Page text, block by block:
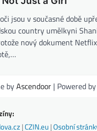
jsou v současné době
country umělkyni
nový dokument
byAscendoor | Powered by
|CZIN.eu |Osobní